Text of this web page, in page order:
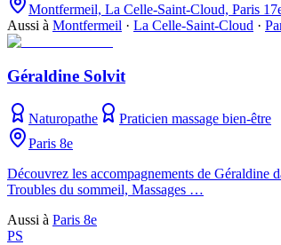
Montfermeil, La Celle-Saint-Cloud, Paris
Aussi à Montfermeil · La Celle-Saint-Cloud ·
Géraldine Solvit
Naturopathe
Praticien massage bien-être
Paris 8e
Découvrez les accompagnements de Géraldine
Troubles du sommeil, Massages …
Aussi à Paris 8e
PS